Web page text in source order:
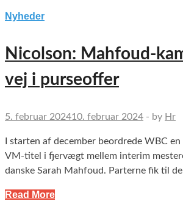
Nyheder
Nicolson: Mahfoud-
vej i purseoffer
5. februar 202410. februar 2024 - by Hr
I starten af december beordrede WBC
VM-titel i fjervægt mellem interim
danske Sarah Mahfoud. Parterne fik til
Read More